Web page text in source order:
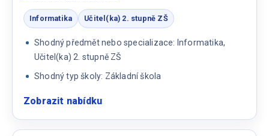
Informatika Učitel(ka) 2. stupně ZŠ
Shodný předmět nebo specializace: Informatika,
Učitel(ka) 2. stupně ZŠ
Shodný typ školy: Základní škola
Zobrazit nabídku:
informatika